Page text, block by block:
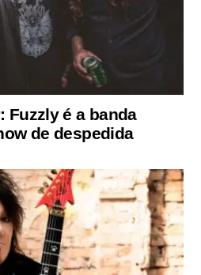
Fuzzly é a banda
de despedida